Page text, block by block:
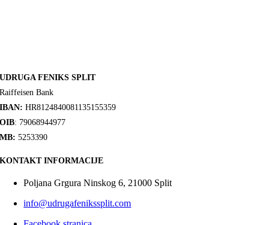
UDRUGA FENIKS SPLIT
Raiffeisen Bank
IBAN: HR8124840081135155359
OIB: 79068944977
MB: 5253390
KONTAKT INFORMACIJE
Poljana Grgura Ninskog 6, 21000 Split
info@udrugafenikssplit.com